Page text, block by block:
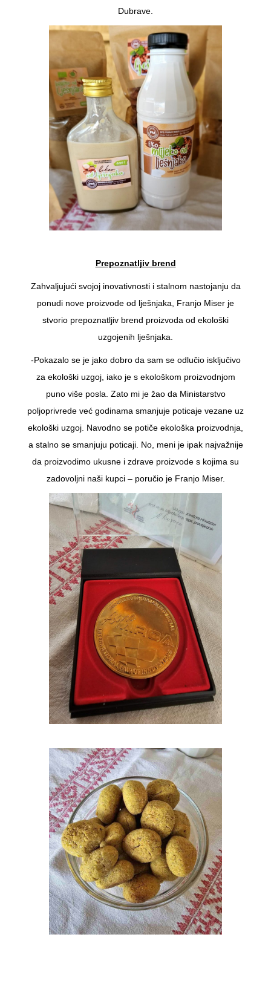
Dubrave.
Prepoznatljiv brend
Zahvaljujući svojoj inovativnosti i stalnom nastojanju da
ponudi nove proizvode od lješnjaka, Franjo Miser je
stvorio prepoznatljiv brend proizvoda od ekološki
uzgojenih lješnjaka.
-Pokazalo se je jako dobro da sam se odlučio isključivo
za ekološki uzgoj, iako je s ekološkom proizvodnjom
puno više posla. Zato mi je žao da Ministarstvo
poljoprivrede već godinama smanjuje poticaje vezane uz
ekološki uzgoj. Navodno se potiče ekološka proizvodnja,
a stalno se smanjuju poticaji. No, meni je ipak najvažnije
da proizvodimo ukusne i zdrave proizvode s kojima su
zadovoljni naši kupci – poručio je Franjo Miser.